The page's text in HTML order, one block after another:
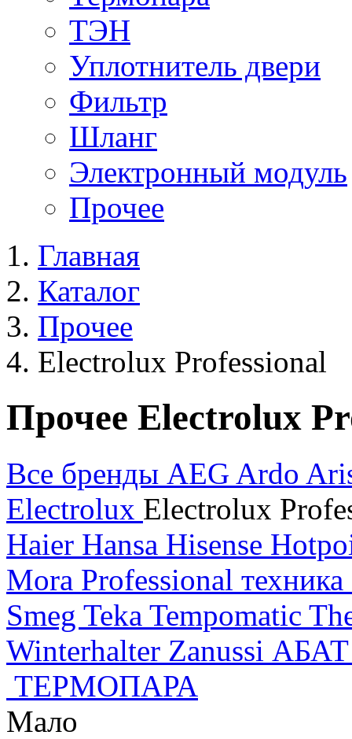
ТЭН
Уплотнитель двери
Фильтр
Шланг
Электронный модуль
Прочее
Главная
Каталог
Прочее
Electrolux Professional
Прочее Electrolux
Все бренды AEG Ardo
Electrolux Electrolux
Haier Hansa Hisense
Mora Professional техника
Smeg Teka Tempomatic
Winterhalter Zanussi
ТЕРМОПАРА
Мало